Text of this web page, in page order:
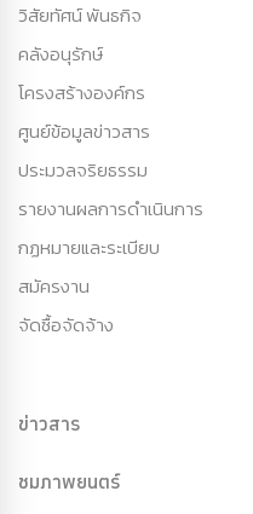
วิสัยทัศน์ พันธกิจ
คลังอนุรักษ์
โครงสร้างองค์กร
ศูนย์ข้อมูลข่าวสาร
ประมวลจริยธรรม
รายงานผลการดำเนินการ
กฏหมายและระเบียบ
สมัครงาน
จัดซื้อจัดจ้าง
ข่าวสาร
ชมภาพยนตร์